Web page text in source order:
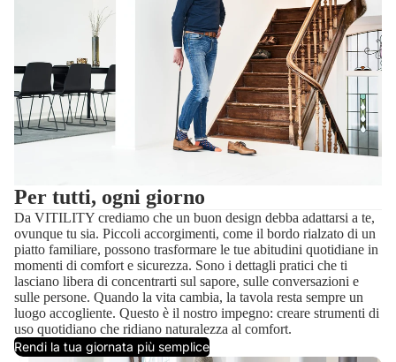
Per tutti, ogni giorno
Da VITILITY crediamo che un buon design debba adattarsi a te,
ovunque tu sia. Piccoli accorgimenti, come il bordo rialzato di un
piatto familiare, possono trasformare le tue abitudini quotidiane in
momenti di comfort e sicurezza. Sono i dettagli pratici che ti
lasciano libera di concentrarti sul sapore, sulle conversazioni e
sulle persone. Quando la vita cambia, la tavola resta sempre un
luogo accogliente. Questo è il nostro impegno: creare strumenti di
uso quotidiano che ridiano naturalezza al comfort.
Rendi la tua giornata più semplice